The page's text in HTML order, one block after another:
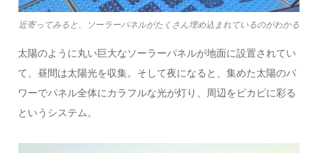
近寄ってみると、ソーラーパネルがたくさん埋め込まれているのがわかる
太陽のように丸い巨大なソーラーパネルが地面に設置されてい
て、昼間は太陽光を収集。そして夜になると、集めた太陽のパ
ワーでパネル全体にカラフルな光が灯り、周辺をピカピに彩る
というシステム。